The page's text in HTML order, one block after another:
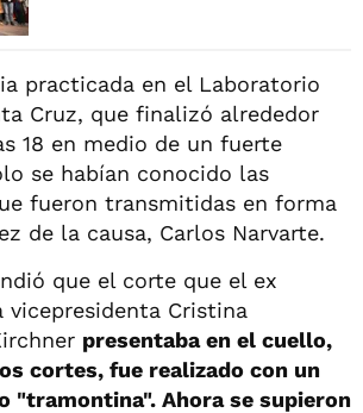
practicada en el Laboratorio
Cruz, que finalizó alrededor
18 en medio de un fuerte
se habían conocido las
fueron transmitidas en forma
de la causa, Carlos Narvarte.
que el corte que el ex
vicepresidenta Cristina
presentaba en el cuello,
cortes, fue realizado con un
"tramontina". Ahora se supieron